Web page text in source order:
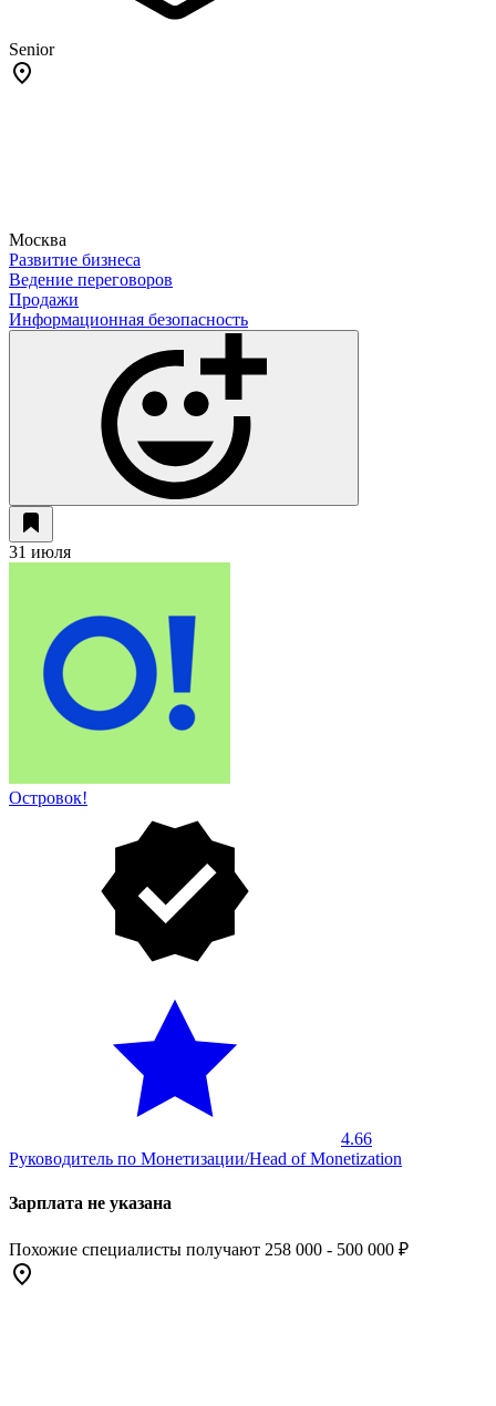
Senior
Москва
Развитие бизнеса
Ведение переговоров
Продажи
Информационная безопасность
31 июля
Островок!
4.66
Руководитель по Монетизации/Head of Monetization
Зарплата не указана
Похожие специалисты получают 258 000 - 500 000 ₽